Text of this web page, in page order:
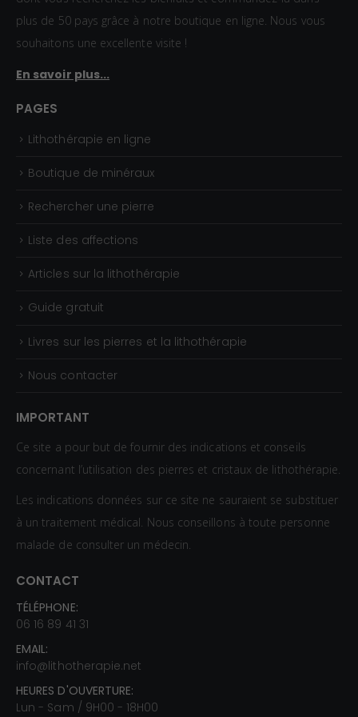
plus de 50 pays grâce à notre boutique en ligne. Nous vous
souhaitons une excellente visite !
En savoir plus...
PAGES
Lithothérapie en ligne
Boutique de minéraux
Rechercher une pierre
Liste des affections
Articles sur la lithothérapie
Guide gratuit
Livres sur les pierres et la lithothérapie
Nous contacter
IMPORTANT
Ce site a pour but de fournir des indications et conseils
concernant l’utilisation des pierres et cristaux de lithothérapie.
Les indications données sur ce site ne sauraient se substituer
à un traitement médical. Nous conseillons à toute personne
malade de consulter un médecin.
CONTACT
TÉLÉPHONE:
06 16 89 41 31
EMAIL:
info@lithotherapie.net
HEURES D'OUVERTURE:
Lun - Sam / 9H00 - 18H00